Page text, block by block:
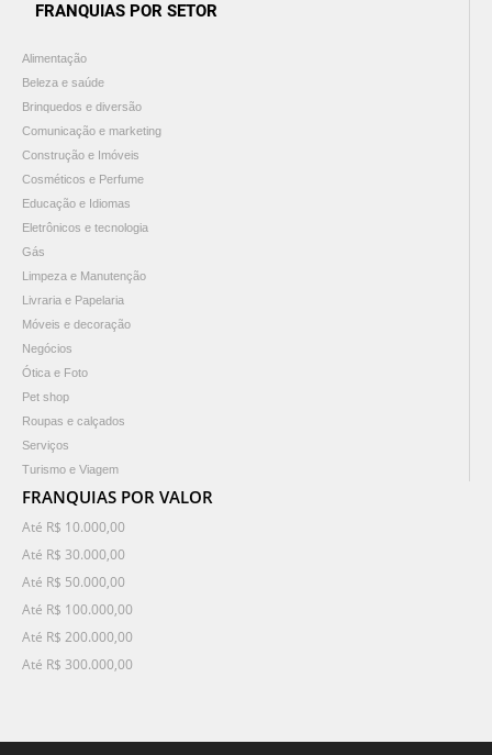
FRANQUIAS POR SETOR
Alimentação
Beleza e saúde
Brinquedos e diversão
Comunicação e marketing
Construção e Imóveis
Cosméticos e Perfume
Educação e Idiomas
Eletrônicos e tecnologia
Gás
Limpeza e Manutenção
Livraria e Papelaria
Móveis e decoração
Negócios
Ótica e Foto
Pet shop
Roupas e calçados
Serviços
Turismo e Viagem
FRANQUIAS POR VALOR
Até R$ 10.000,00
Até R$ 30.000,00
Até R$ 50.000,00
Até R$ 100.000,00
Até R$ 200.000,00
Até R$ 300.000,00